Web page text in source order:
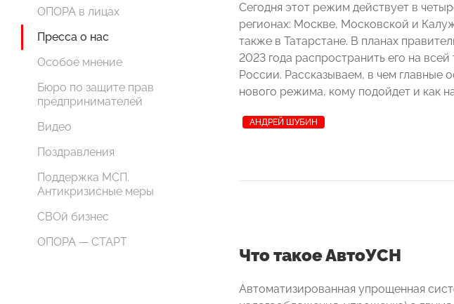
ОПОРА в лицах
Пресса о нас
Особое мнение
Бюро по защите прав
предпринимателей
Видео
Поздравления
Поддержка МСП.
Антикризисные меры
СВОй бизнес
ОПОРА — СТАРТ
Сегодня этот режим действует в
регионах: Москве, Московской и
также в Татарстане. В планах
2023 года распространить его на
России. Рассказываем, в чем главные
нового режима, кому подойдет и как
АНДРЕЙ ШУБИН
Что такое АвтоУСН
Автоматизированная упрощенная